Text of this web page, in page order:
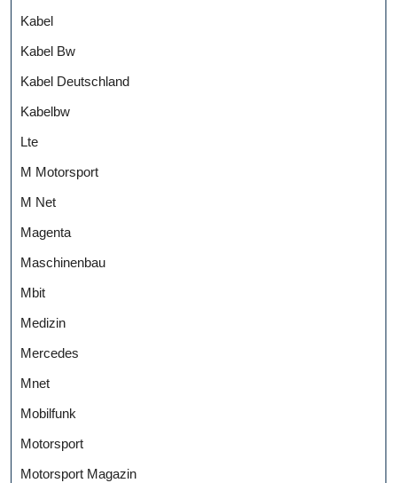
Kabel
Kabel Bw
Kabel Deutschland
Kabelbw
Lte
M Motorsport
M Net
Magenta
Maschinenbau
Mbit
Medizin
Mercedes
Mnet
Mobilfunk
Motorsport
Motorsport Magazin